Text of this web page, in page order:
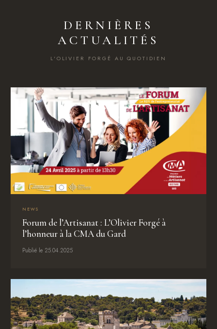
DERNIÈRES
ACTUALITÉS
L'OLIVIER FORGÉ AU QUOTIDIEN
NEWS
Forum de l’Artisanat : L’Olivier Forgé à
l’honneur à la CMA du Gard
Publié le 25.04.2025